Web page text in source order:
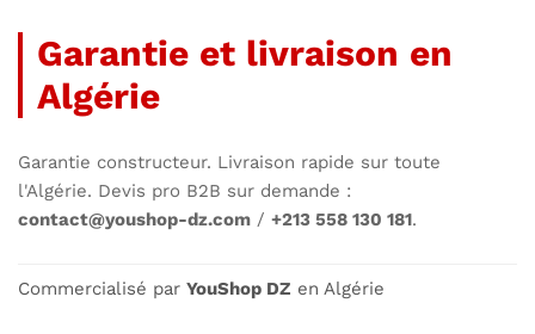
Garantie et livraison en
Algérie
Garantie constructeur. Livraison rapide sur toute
l'Algérie. Devis pro B2B sur demande :
contact@youshop-dz.com / +213 558 130 181.
Commercialisé par YouShop DZ en Algérie